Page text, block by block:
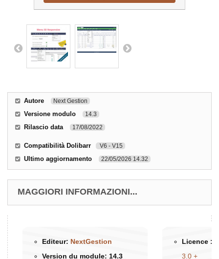
Autore Next Gestion
Versione modulo 14.3
Rilascio data 17/08/2022
Compatibilità Dolibarr V6 - V15
Ultimo aggiornamento 22/05/2026 14.32
MAGGIORI INFORMAZIONI...
Editeur: NextGestion
Version du module: 14.3
Licence :
3.0 +